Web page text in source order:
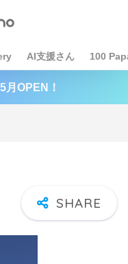
AI支援さん 100
月OPEN！